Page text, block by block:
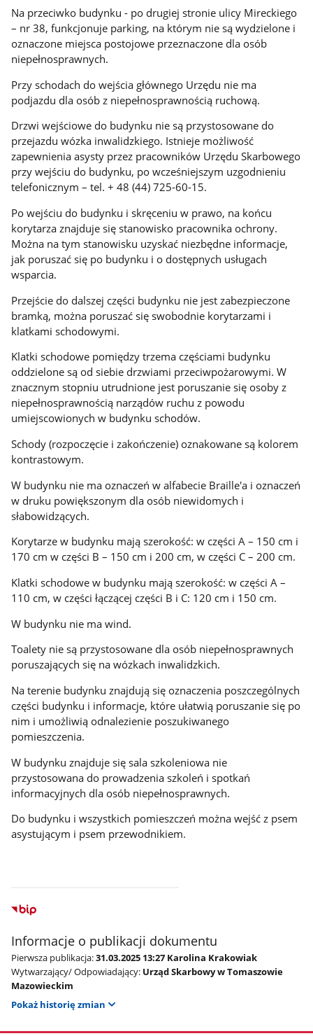
Na przeciwko budynku - po drugiej stronie ulicy Mireckiego
– nr 38, funkcjonuje parking, na którym nie są wydzielone i
oznaczone miejsca postojowe przeznaczone dla osób
niepełnosprawnych.
Przy schodach do wejścia głównego Urzędu nie ma
podjazdu dla osób z niepełnosprawnością ruchową.
Drzwi wejściowe do budynku nie są przystosowane do
przejazdu wózka inwalidzkiego. Istnieje możliwość
zapewnienia asysty przez pracowników Urzędu Skarbowego
przy wejściu do budynku, po wcześniejszym uzgodnieniu
telefonicznym – tel. + 48 (44) 725-60-15.
Po wejściu do budynku i skręceniu w prawo, na końcu
korytarza znajduje się stanowisko pracownika ochrony.
Można na tym stanowisku uzyskać niezbędne informacje,
jak poruszać się po budynku i o dostępnych usługach
wsparcia.
Przejście do dalszej części budynku nie jest zabezpieczone
bramką, można poruszać się swobodnie korytarzami i
klatkami schodowymi.
Klatki schodowe pomiędzy trzema częściami budynku
oddzielone są od siebie drzwiami przeciwpożarowymi. W
znacznym stopniu utrudnione jest poruszanie się osoby z
niepełnosprawnością narządów ruchu z powodu
umiejscowionych w budynku schodów.
Schody (rozpoczęcie i zakończenie) oznakowane są kolorem
kontrastowym.
W budynku nie ma oznaczeń w alfabecie Braille'a i oznaczeń
w druku powiększonym dla osób niewidomych i
słabowidzących.
Korytarze w budynku mają szerokość: w części A – 150 cm i
170 cm w części B – 150 cm i 200 cm, w części C – 200 cm.
Klatki schodowe w budynku mają szerokość: w części A –
110 cm, w części łączącej części B i C: 120 cm i 150 cm.
W budynku nie ma wind.
Toalety nie są przystosowane dla osób niepełnosprawnych
poruszających się na wózkach inwalidzkich.
Na terenie budynku znajdują się oznaczenia poszczególnych
części budynku i informacje, które ułatwią poruszanie się po
nim i umożliwią odnalezienie poszukiwanego
pomieszczenia.
W budynku znajduje się sala szkoleniowa nie
przystosowana do prowadzenia szkoleń i spotkań
informacyjnych dla osób niepełnosprawnych.
Do budynku i wszystkich pomieszczeń można wejść z psem
asystującym i psem przewodnikiem.
Informacje o publikacji dokumentu
Pierwsza publikacja:31.03.2025 13:27 Karolina Krakowiak
Wytwarzający/ Odpowiadający: Urząd Skarbowy w Tomaszowie
Mazowieckim
Pokaż historię zmian